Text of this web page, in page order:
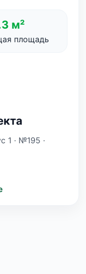
м²
площадь
1 · №195 ·